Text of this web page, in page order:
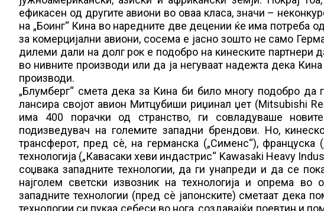
ефикасен од другите авиони во оваа класа, значи –
на „Боинг“ Кина во наредните две децении ќе има потреба
за комерцијални авиони, сосема е јасно зошто не само
дилеми дали на долг рок е подобро на кинеските партнери
во нивните производи или да ја негуваат надежта дека
производи.
„Блумберг“ смета дека за Кина би било многу подобро да
лансира својот авион Митцубиши риџинал џет (Mitsubishi
има 400 порачки од странство, ги совладуваше
подизведувач на големите западни брендови. Но,
трансферот, пред сѐ, на германска („Сименс“), француска
технологија („Кавасаки хеви индастрис“ Kawasaki Heavy
соџвака западните технологии, да ги унапреди и да се
најголем светски извозник на технологија и опрема во
западните технологии (пред сѐ јапонските) сметаат дека
технологии си пукаа себеси во нога, создавајќи поевтин и